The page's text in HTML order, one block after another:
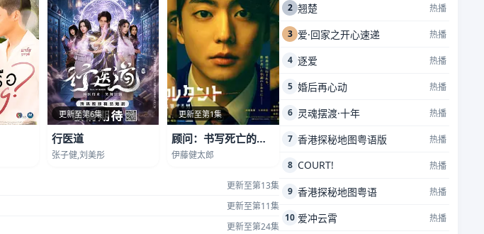
更新至第6集
行医道
张子健,刘美彤
更新至第1集
顾问：书写死亡的男人
伊藤健太郎
更新至第13集
更新至第11集
更新至第24集
2 翘楚 热播
3 爱·回家之开心速递 热播
4 逐爱 热播
5 婚后再心动 热播
6 灵魂摆渡·十年 热播
7 香港探秘地图粤语版 热播
8 COURT! 热播
9 香港探秘地图粤语 热播
10 爱冲云霄 热播